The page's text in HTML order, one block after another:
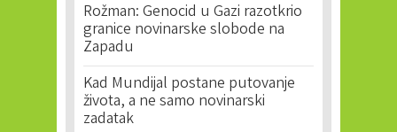
Rožman: Genocid u Gazi razotkrio
granice novinarske slobode na
Zapadu
Kad Mundijal postane putovanje
života, a ne samo novinarski
zadatak